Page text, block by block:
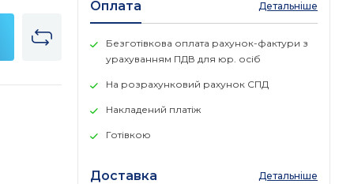
Оплата Детальніше
Безготівкова оплата рахунок-фактури з
урахуванням ПДВ для юр. осіб
На розрахунковий рахунок СПД
Накладений платіж
Готівкою
Доставка Детальніше